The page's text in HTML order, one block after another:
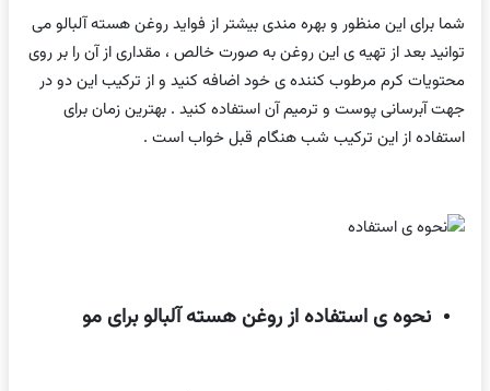
شما برای این منظور و بهره مندی بیشتر از فواید روغن هسته آلبالو می
توانید بعد از تهیه ی این روغن به صورت خالص ، مقداری از آن را بر روی
محتویات کرم مرطوب کننده ی خود اضافه کنید و از ترکیب این دو در
جهت آبرسانی پوست و ترمیم آن استفاده کنید . بهترین زمان برای
استفاده از این ترکیب شب هنگام قبل خواب است .
نحوه ی استفاده از روغن هسته آلبالو برای مو